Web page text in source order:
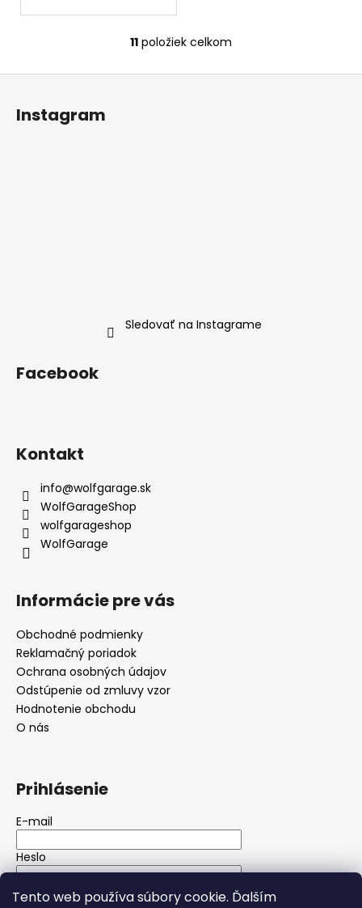
Tento web používa súbory cookie. Ďalším
O
v
ý
p
11 položiek celkom
Z
Instagram
Sledovať na Instagrame
Facebook
Kontakt
info@wolfgarage.sk
WolfGarageShop
wolfgarageshop
WolfGarage
Informácie pre vás
Obchodné podmienky
Reklamačný poriadok
Ochrana osobných údajov
Odstúpenie od zmluvy vzor
Hodnotenie obchodu
O nás
Prihlásenie
E-mail
Heslo